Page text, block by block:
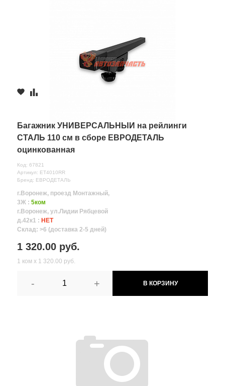
Багажник УНИВЕРСАЛЬНЫЙ на рейлинги
СТАЛЬ 110 см в сборе ЕВРОДЕТАЛЬ
оцинкованная
Код: 67821
Артикул: ET4010RR
Бренд: ЕВРОДЕТАЛЬ
г.Воронеж, проезд Монтажный,
3Ж : 5ком
г.Воронеж, ул.Лидии Рябцевой
д.42к1 : НЕТ
Склад: >6 (доставка 2-5 дней)
1 320.00 руб.
1 ком х 1 320.00 руб.
- + В КОРЗИНУ